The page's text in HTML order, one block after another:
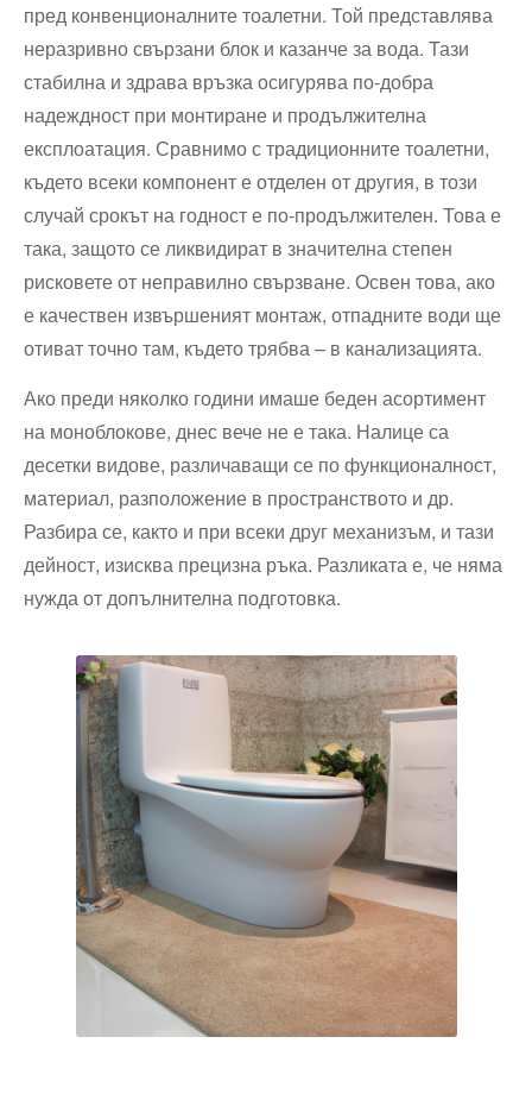
пред конвенционалните тоалетни. Той представлява
неразривно свързани блок и казанче за вода. Тази
стабилна и здрава връзка осигурява по-добра
надеждност при монтиране и продължителна
експлоатация. Сравнимо с традиционните тоалетни,
където всеки компонент е отделен от другия, в този
случай срокът на годност е по-продължителен. Това е
така, защото се ликвидират в значителна степен
рисковете от неправилно свързване. Освен това, ако
е качествен извършеният монтаж, отпадните води ще
отиват точно там, където трябва – в канализацията.
Ако преди няколко години имаше беден асортимент
на моноблокове, днес вече не е така. Налице са
десетки видове, различаващи се по функционалност,
материал, разположение в пространството и др.
Разбира се, както и при всеки друг механизъм, и тази
дейност, изисква прецизна ръка. Разликата е, че няма
нужда от допълнителна подготовка.